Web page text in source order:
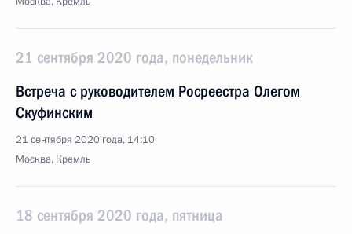
21 сентября 2020 года, понедельник
Встреча с руководителем Росреестра Олегом
Скуфинским
21 сентября 2020 года, 14:10
Москва, Кремль
18 сентября 2020 года, пятница